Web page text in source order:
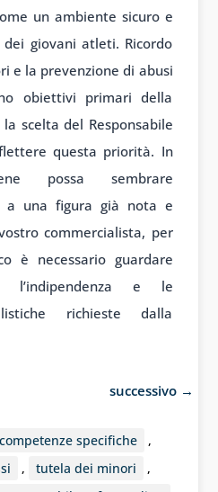
un ambiente sicuro e
giovani atleti. Ricordo
e la prevenzione di abusi
obiettivi primari della
scelta del Responsabile
questa priorità. In
possa sembrare
a una figura già nota e
commercialista, per
è necessario guardare
l’indipendenza e le
richieste dalla
successivo →
competenze specifiche
,
, tutela dei minori
,